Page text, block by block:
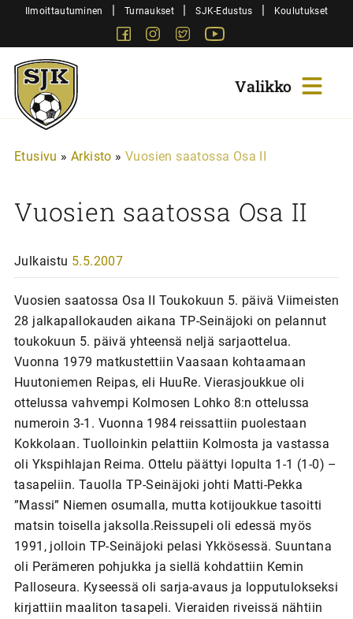
SiirryIlmoittautuminen | Turnaukset | SJK-Edustus | Koulutukset
FacebookInstagram
Twitter
Sjk-
Juniorit
Etusivu » Arkisto » Vuosien saatossa Osa II
Vuosien saatossa Osa II
Julkaistu 5.5.2007
Vuosien saatossa Osa II Toukokuun 5. päivä Viimeisten
28 jalkapallokauden aikana TP-Seinäjoki on pelannut
toukokuun 5. päivä yhteensä neljä sarjaottelua.
Vuonna 1979 matkustettiin Vaasaan kohtaamaan
Huutoniemen Reipas, eli HuuRe. Vierasjoukkue oli
ottelussa vahvempi Kolmosen Lohko 8:n ottelussa
numeroin 3-1. Vuonna 1984 reissattiin puolestaan
Kokkolaan. Tuolloinkin pelattiin Kolmosta ja vastassa
oli Ykspihlajan Reima. Ottelu päättyi lopulta 1-1 (1-0) –
tasapeliin. Tauolla TP-Seinäjoki johti Matti-Pekka
”Massi” Niemen osumalla, mutta kotijoukkue tasoitti
matsin toisella jaksolla.Reissupeli oli edessä myös
1991, jolloin TP-Seinäjoki pelasi Ykkösessä. Suuntana
oli Perämeren pohjukka ja siellä kohdattiin Kemin
Palloseura. Kyseessä oli sarja-avaus ja lopputulokseksi
kirjattiin maaliton tasapeli. Vieraiden riveissä nähtiin